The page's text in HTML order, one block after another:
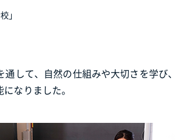
」
して、自然の仕組みや大切さを学び
なりました。